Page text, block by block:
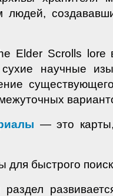
людей,
Elder Scrolls lore
научные
— это
для быстрого